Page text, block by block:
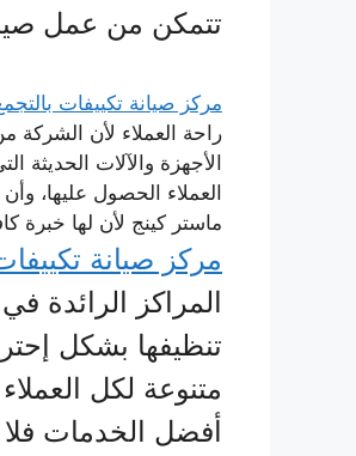
تتمكن من عمل
مركز صيانة تكييفات
راحة العملاء لأن
الأجهزة والآلات الحديثة
العملاء الحصول عليها،
ماستر كينج لأن لها خبرة
مركز صيانة
المراكز الرائدة
تنظيفها بشكل
متنوعة لكل
أفضل الخدمات